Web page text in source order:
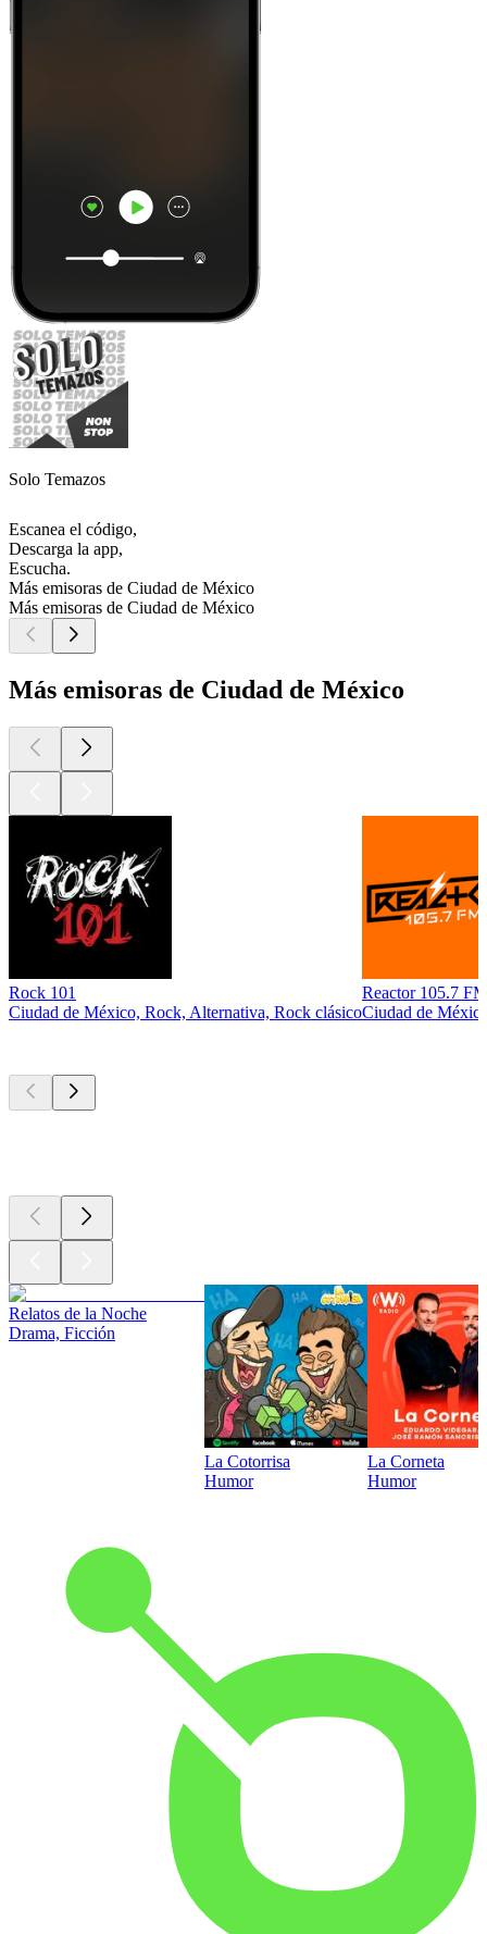
Solo Temazos
Escanea el código,
Descarga la app,
Escucha.
Más emisoras de Ciudad de México
Más emisoras de Ciudad de México
Más emisoras de Ciudad de México
Rock 101
Ciudad de México, Rock, Alternativa, Rock clásico
Reactor 105.7
Ciudad de
Relatos de la Noche
Drama, Ficción
La Cotorrisa
Humor
La Corneta
Humor